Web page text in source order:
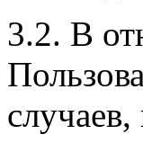
3.2. В